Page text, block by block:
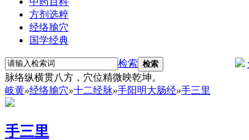
方剂选粹
经络腧穴
国学经典
检索 检索
脉络纵横贯八方，穴位精微映乾坤。
岐黄»经络腧穴»十二经脉»手阳明大肠经»手三里
手三里